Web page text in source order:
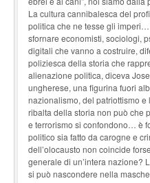
La cultura cannibalesca del
politica che ne tesse gli
sfornare economisti, sociologi,
digitali che vanno a costruire,
poliziesca della storia che
alienazione politica, diceva
ungherese, una figurina fuori
nazionalismo, del patriottismo e
ribalta della storia non può che
e terrorismo si confondono… è
politico sia fatto da carogne e
dell’olocausto non coincide
generale di un’intera nazione?
si può nascondere nella